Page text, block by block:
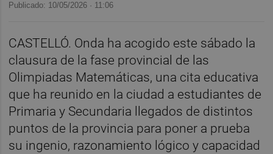
Publicado: 10/05/2026 · 11:06
CASTELLÓ. Onda ha acogido este sábado la
clausura de la fase provincial de las
Olimpiadas Matemáticas, una cita educativa
que ha reunido en la ciudad a estudiantes de
Primaria y Secundaria llegados de distintos
puntos de la provincia para poner a prueba
su ingenio, razonamiento lógico y capacidad